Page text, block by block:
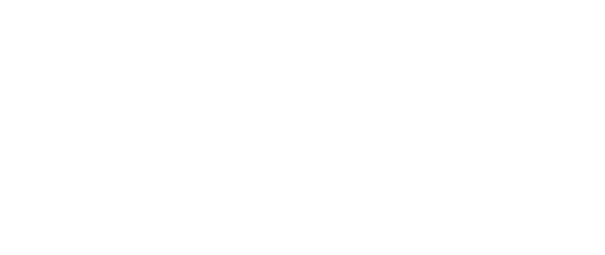
Options
de confidentialité, en garantissant la conformité avec les